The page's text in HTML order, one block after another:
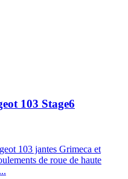
103 Stage6
103 jantes Grimeca et
de roue de haute